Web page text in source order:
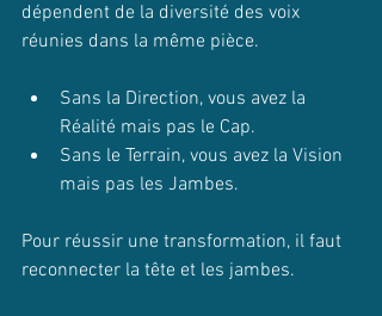
dépendent de la diversité des voix
réunies dans la même pièce.
Sans la Direction, vous avez la
Réalité mais pas le Cap.
Sans le Terrain, vous avez la Vision
mais pas les Jambes.
Pour réussir une transformation, il faut
reconnecter la tête et les jambes.